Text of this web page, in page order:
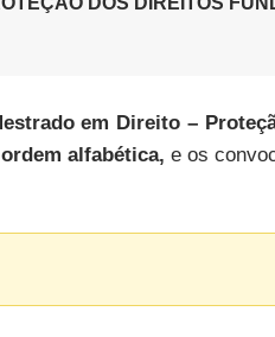
em Direito –
alfabética, e os